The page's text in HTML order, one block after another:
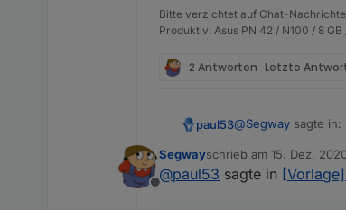
"native":
"from":
"ts":
"object":
"state":
"owner":
  }
Bitte verzichtet auf Chat-
Produktiv: Asus PN 42 / N100 / 8
2 Antworten Letzte
paul53@Segway sagte in:
Anscheinend
Offline
Segwayschrieb am 15. Dez.
zuletzt editiert von
@paul53 sagte in